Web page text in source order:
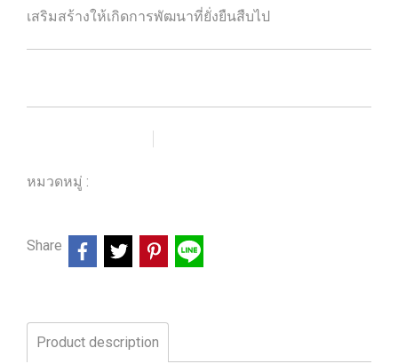
เสริมสร้างให้เกิดการพัฒนาที่ยั่งยืนสืบไป
หมวดหมู่ :
Share
Product description